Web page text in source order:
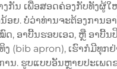
ງກັນ ເພື່ອສອດຄ່ອງກັບທັງຜູ້ໃ
ອຍ. ບໍ່ວ່າທ່ານຈະຕ້ອງການອ
ດ, ອາບີ້ນຮອບເອວ, ຫຼື ອາບີ້ນ
ງ (bib apron), ເຮົາກໍມີທຸກຢ່
ານ. ຮູບແບບອັນຫຼາຍປະເພດ